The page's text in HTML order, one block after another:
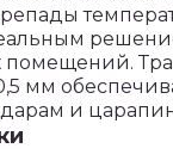
помещений.
мм
и